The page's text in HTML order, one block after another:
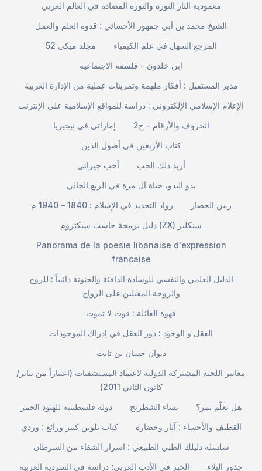
معمودية النار الثورة والثورة المضادة في العالم العربي
الشيخ محمد بن أبي جمهور الأحسائي : قدوة العلم والعمل
مجلد ميكي 52
المرجع السهل في علم الكيمياء
ابن خلدون - فلسفة الاجتماعية
مدير المستقبل : أفكار ملهمة وتمرينات عملية من الإدارة الغربية
الإعلام الإسلامي الإلكتروني : دراسة للمواقع الإسلامية على الإنترنت
إماراتي في نيجيريا
الحروف والأرقام - ج2
كتاب الأربعين في أصول الدين
أحب جيراني
أريد ذلك الحب
بدو البدو، حياة آل مرة في الربع الخالي
رواد التجديد في الإسلام : 1840 – 1940 م
زمن الحصار
دليل برمجة حاسب سبكتروم (ZX) سنكلير
Panorama de la poesie libanaise d'expression
francaise
الدليل العلمي والنفسي للوسادة الدافئة والحنونة دائماً : للزوج
والزوجة المقبلين على الزواج
قهوة العائلة : قوت لا تموت
العقل و الوجود : دور العقل في إدراك الموجودات
ديوان حسان بن ثابت
معايير اللجنة المشتركة الدولية لاعتماد المستشفيات (اعتباراً من يناير/
كانون الثاني 2011)
دولة فلسطينية للهنود الحمر
نساء الشطرنج
هل تعلّم نمر؟
كتاب تلوين كبير ورائع : وردي
القطيف والأحساء : آثار وحضارة
سلسلة دليلك الطبي الطبيعي : اسرار الشفاء من السرطان
الخبر في الأدب العربي؛ دراسة في السردية العربية
جذور البلاء